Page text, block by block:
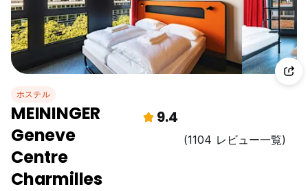
ホステル
MEININGER
Geneve
Centre
Charmilles
9.4
(1104 レビュー一覧)